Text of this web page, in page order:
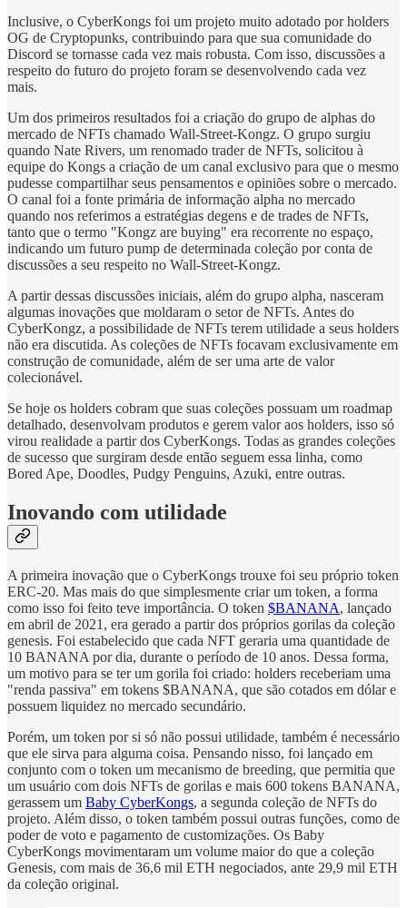
Inclusive, o CyberKongs foi um projeto muito adotado por holders
OG de Cryptopunks, contribuindo para que sua comunidade do
Discord se tornasse cada vez mais robusta. Com isso, discussões a
respeito do futuro do projeto foram se desenvolvendo cada vez
mais.
Um dos primeiros resultados foi a criação do grupo de alphas do
mercado de NFTs chamado Wall-Street-Kongz. O grupo surgiu
quando Nate Rivers, um renomado trader de NFTs, solicitou à
equipe do Kongs a criação de um canal exclusivo para que o mesmo
pudesse compartilhar seus pensamentos e opiniões sobre o mercado.
O canal foi a fonte primária de informação alpha no mercado
quando nos referimos a estratégias degens e de trades de NFTs,
tanto que o termo "Kongz are buying" era recorrente no espaço,
indicando um futuro pump de determinada coleção por conta de
discussões a seu respeito no Wall-Street-Kongz.
A partir dessas discussões iniciais, além do grupo alpha, nasceram
algumas inovações que moldaram o setor de NFTs. Antes do
CyberKongz, a possibilidade de NFTs terem utilidade a seus holders
não era discutida. As coleções de NFTs focavam exclusivamente em
construção de comunidade, além de ser uma arte de valor
colecionável.
Se hoje os holders cobram que suas coleções possuam um roadmap
detalhado, desenvolvam produtos e gerem valor aos holders, isso só
virou realidade a partir dos CyberKongs. Todas as grandes coleções
de sucesso que surgiram desde então seguem essa linha, como
Bored Ape, Doodles, Pudgy Penguins, Azuki, entre outras.
Inovando com utilidade
A primeira inovação que o CyberKongs trouxe foi seu próprio token
ERC-20. Mas mais do que simplesmente criar um token, a forma
como isso foi feito teve importância. O token $BANANA, lançado
em abril de 2021, era gerado a partir dos próprios gorilas da coleção
genesis. Foi estabelecido que cada NFT geraria uma quantidade de
10 BANANA por dia, durante o período de 10 anos. Dessa forma,
um motivo para se ter um gorila foi criado: holders receberiam uma
"renda passiva" em tokens $BANANA, que são cotados em dólar e
possuem liquidez no mercado secundário.
Porém, um token por si só não possui utilidade, também é necessário
que ele sirva para alguma coisa. Pensando nisso, foi lançado em
conjunto com o token um mecanismo de breeding, que permitia que
um usuário com dois NFTs de gorilas e mais 600 tokens BANANA,
gerassem um Baby CyberKongs, a segunda coleção de NFTs do
projeto. Além disso, o token também possui outras funções, como de
poder de voto e pagamento de customizações. Os Baby
CyberKongs movimentaram um volume maior do que a coleção
Genesis, com mais de 36,6 mil ETH negociados, ante 29,9 mil ETH
da coleção original.